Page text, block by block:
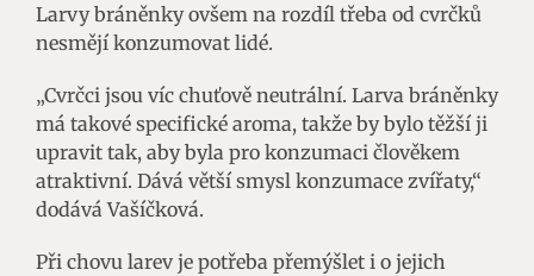
Larvy bráněnky ovšem na rozdíl třeba od cvrčků
nesmějí konzumovat lidé.
„Cvrčci jsou víc chuťově neutrální. Larva bráněnky
má takové specifické aroma, takže by bylo těžší ji
upravit tak, aby byla pro konzumaci člověkem
atraktivní. Dává větší smysl konzumace zvířaty,“
dodává Vašíčková.
Při chovu larev je potřeba přemýšlet i o jejich